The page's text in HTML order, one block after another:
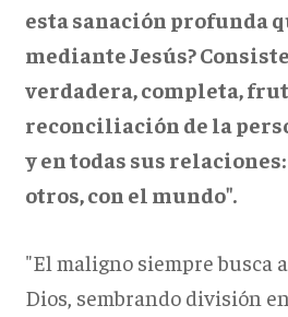
esta sanación profunda
mediante Jesús?
verdadera, completa,
reconciliación de la
y en todas sus
otros, con el mundo".
"El maligno siempre busca
Dios, sembrando división